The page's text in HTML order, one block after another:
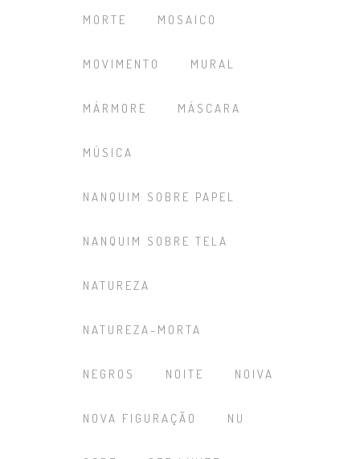
MORTE MOSAICO
MOVIMENTO MURAL
MÁRMORE MÁSCARA
MÚSICA
NANQUIM SOBRE PAPEL
NANQUIM SOBRE TELA
NATUREZA
NATUREZA-MORTA
NEGROS NOITE NOIVA
NOVA FIGURAÇÃO NU